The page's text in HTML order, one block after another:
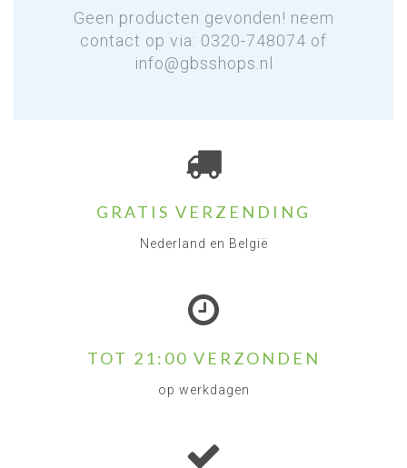
Geen producten gevonden! neem
contact op via: 0320-748074 of
info@gbsshops.nl
GRATIS VERZENDING
Nederland en België
TOT 21:00 VERZONDEN
op werkdagen